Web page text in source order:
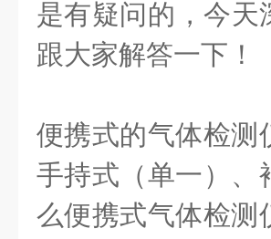
是有疑问的‌‌，今天
跟大家解答一下！
便携式的气体检测
手持式（单一）、
么便携式气体检测